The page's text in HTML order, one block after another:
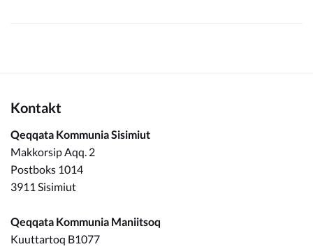
Kontakt
Qeqqata Kommunia Sisimiut
Makkorsip Aqq. 2
Postboks 1014
3911 Sisimiut
Qeqqata Kommunia Maniitsoq
Kuuttartoq B1077